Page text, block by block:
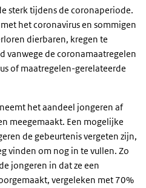
sterk tijdens de coronaperiode.
het coronavirus en sommigen
dierbaren, kregen te
vanwege de coronamaatregelen
of maatregelen-gerelateerde
het aandeel jongeren af
meegemaakt. Een mogelijke
de gebeurtenis vergeten zijn,
vinden om nog in te vullen. Zo
jongeren in dat ze een
vergeleken met 70%